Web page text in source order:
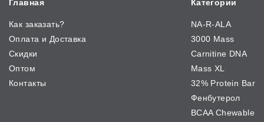
Главная
Как заказать?
Оплата и Доставка
Скидки
Оптом
Контакты
Категории
NA-R-ALA
3000 Mass
Carnitine DNA
Mass XL
32% Protein Bar
Фенбутерол
BCAA Chewable